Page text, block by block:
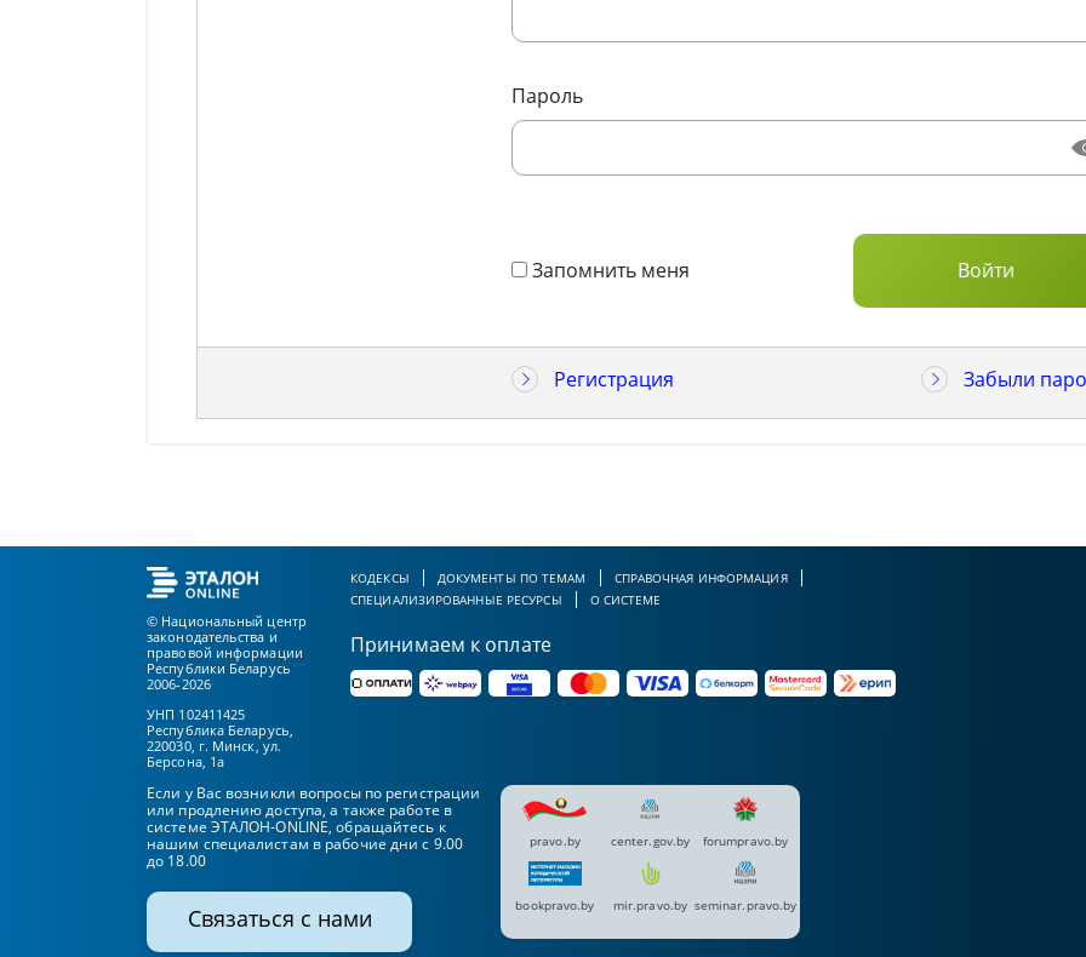
Пароль
Запомнить меня
Регистрация Забыли
© Национальный центр
законодательства и
правовой информации
Республики Беларусь
2006-2026
УНП 102411425
Республика Беларусь,
220030, г. Минск, ул.
Берсона, 1а
КОДЕКСЫ ДОКУМЕНТЫ ПО ТЕМАМ
СПРАВОЧНАЯ ИНФОРМАЦИЯ
СПЕЦИАЛИЗИРОВАННЫЕ РЕСУРСЫ
О СИСТЕМЕ
Принимаем к оплате
Если у Вас возникли вопросы по регистрации
или продлению доступа, а также работе в
системе ЭТАЛОН-ONLINE, обращайтесь к
нашим специалистам в рабочие дни с 9.00
до 18.00
Связаться с нами
pravo.by center.gov.by forumpravo.by
bookpravo.by mir.pravo.by seminar.pravo.by